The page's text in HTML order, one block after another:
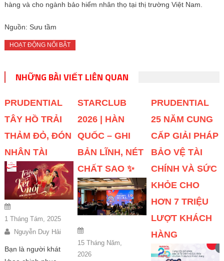
hàng và cho ngành bảo hiểm nhân thọ tại thị trường Việt Nam.
Nguồn: Sưu tầm
HOẠT ĐỘNG NỔI BẬT
NHỮNG BÀI VIẾT LIÊN QUAN
PRUDENTIAL
TÂY HỒ TRẢI
THẢM ĐỎ, ĐÓN
NHÂN TÀI
1 Tháng Tám, 2025
Nguyễn Duy Hải
Bạn là người khát
STARCLUB
2026 | HÀN
QUỐC – GHI
BẢN LĨNH, NÉT
CHẤT SAO ✨
15 Tháng Năm,
2026
PRUDENTIAL
25 NĂM CUNG
CẤP GIẢI PHÁP
BẢO VỆ TÀI
CHÍNH VÀ SỨC
KHỎE CHO
HƠN 7 TRIỆU
LƯỢT KHÁCH
HÀNG